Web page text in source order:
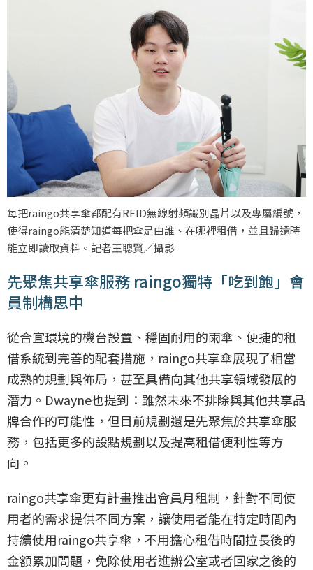
每把raingo共享傘都配有RFID無線射頻識別晶片以及專屬編號，
使得raingo能清楚知道每把傘是由誰、在哪裡租借，並且歸還時
能立即讀取資料。記者王聰賢／攝影
先聚焦共享傘服務 raingo獨特「吃到飽」會
員制構思中
從合宜環境的機台設置、穩固耐用的雨傘、便捷的租
借系統到完善的配套措施，raingo共享傘展現了相當
成熟的規劃與佈局，甚至具備向其他共享領域發展的
潛力。Dwayne也提到：雖然未來不排除與其他共享品
牌合作的可能性，但目前規劃還是先聚焦於共享傘服
務，包括更多的設點規劃以及提高租借便利性等方
向。
raingo共享傘更有計畫推出會員月租制，針對不同使
用者的需求提供不同方案，讓使用者能在特定時間內
持續使用raingo共享傘，不用擔心租借時間拉長後的
金額累加問題，免除使用者進辦公室或者回家之後的